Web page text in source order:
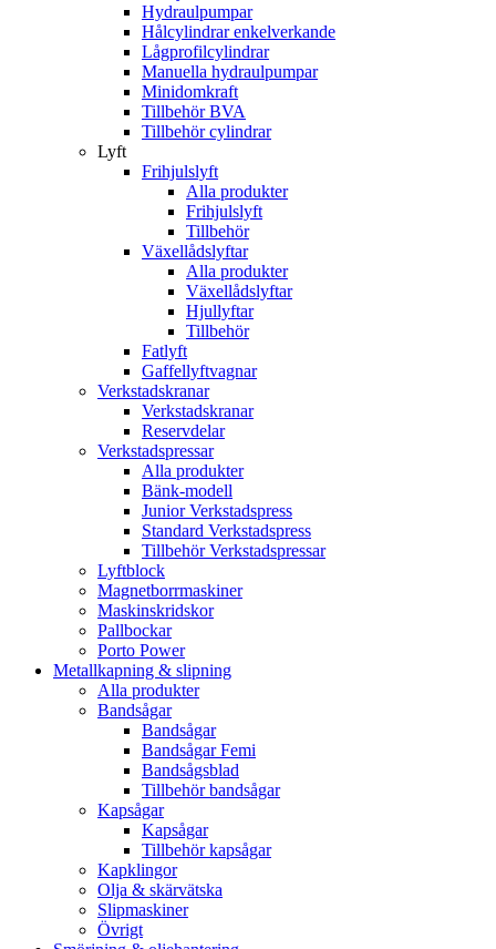
Hydraulpumpar
Hålcylindrar enkelverkande
Lågprofilcylindrar
Manuella hydraulpumpar
Minidomkraft
Tillbehör BVA
Tillbehör cylindrar
Lyft
Frihjulslyft
Alla produkter
Frihjulslyft
Tillbehör
Växellådslyftar
Alla produkter
Växellådslyftar
Hjullyftar
Tillbehör
Fatlyft
Gaffellyftvagnar
Verkstadskranar
Verkstadskranar
Reservdelar
Verkstadspressar
Alla produkter
Bänk-modell
Junior Verkstadspress
Standard Verkstadspress
Tillbehör Verkstadspressar
Lyftblock
Magnetborrmaskiner
Maskinskridskor
Pallbockar
Porto Power
Metallkapning & slipning
Alla produkter
Bandsågar
Bandsågar
Bandsågar Femi
Bandsågsblad
Tillbehör bandsågar
Kapsågar
Kapsågar
Tillbehör kapsågar
Kapklingor
Olja & skärvätska
Slipmaskiner
Övrigt